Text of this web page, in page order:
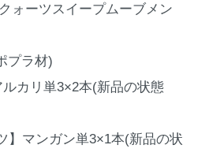
スイープムーブメン
ラ材)
カリ単3×2本(新品の状態
ガン単3×1本(新品の状